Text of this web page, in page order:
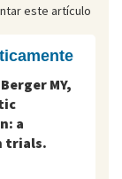
este artículo
MY,
a
trials.